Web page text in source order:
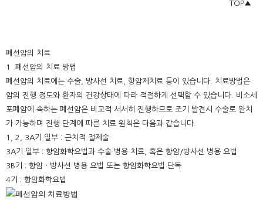
TOP▲
폐선암의 치료
1 .폐선암의 치료 방법
폐선암의 치료에는 수술, 방사선 치료, 항암제치료 등이 있습니다. 치료방법은
암의 진행 정도와 환자의 건강상태에 따라 적절하게 선택할 수 있습니다. 비소세
포폐암에 속하는 폐선암은 비교적 서서히 진행하므로 조기 발견시 수술로 완치
가 가능하며 진행 단계에 따른 치료 원칙은 다음과 같습니다.
1, 2, 3A기 일부 : 근치적 절제술
3A기 일부 : 항암화학요법과 수술 병용 치료, 혹은 항암/방사선 병용 요법
3B기 : 항암ㆍ방사선 병용 요법 또는 항암화학요법 단독
4기 : 항암화학요법